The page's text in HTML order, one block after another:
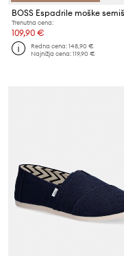
Trenutna cena:
109,90 €
Redna cena:148,90 €
Najnižja cena:119,90 €